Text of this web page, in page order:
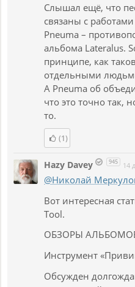
Слышал ещё, что
связаны с
Pneuma –
альбома Lateralus.
принципе, как
отдельными
А Pneuma об
что это точно так,
то.
(1)
Hazy Davey 945 14
@Николай
Вот интересная
Tool.
ОБЗОРЫ
Инструмент
Обсужден